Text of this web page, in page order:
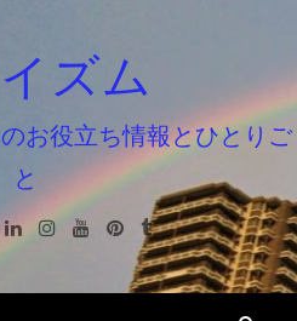
ズム
お役立ち情報とひとりご
と
LinkedinInstagramYoutube
Pinterest
Tumblr